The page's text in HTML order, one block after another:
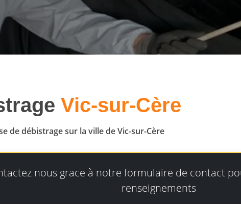
Vic-sur-Cère
de débistrage sur la ville de Vic-sur-Cère
nous grace à notre formulaire de contact
renseignements